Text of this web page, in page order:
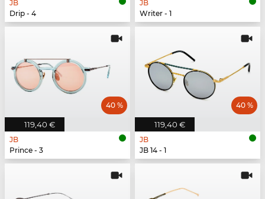
JB
Drip - 4
JB
Writer - 1
119,40 €
40 %
JB
Prince - 3
119,40 €
40 %
JB
JB 14 - 1